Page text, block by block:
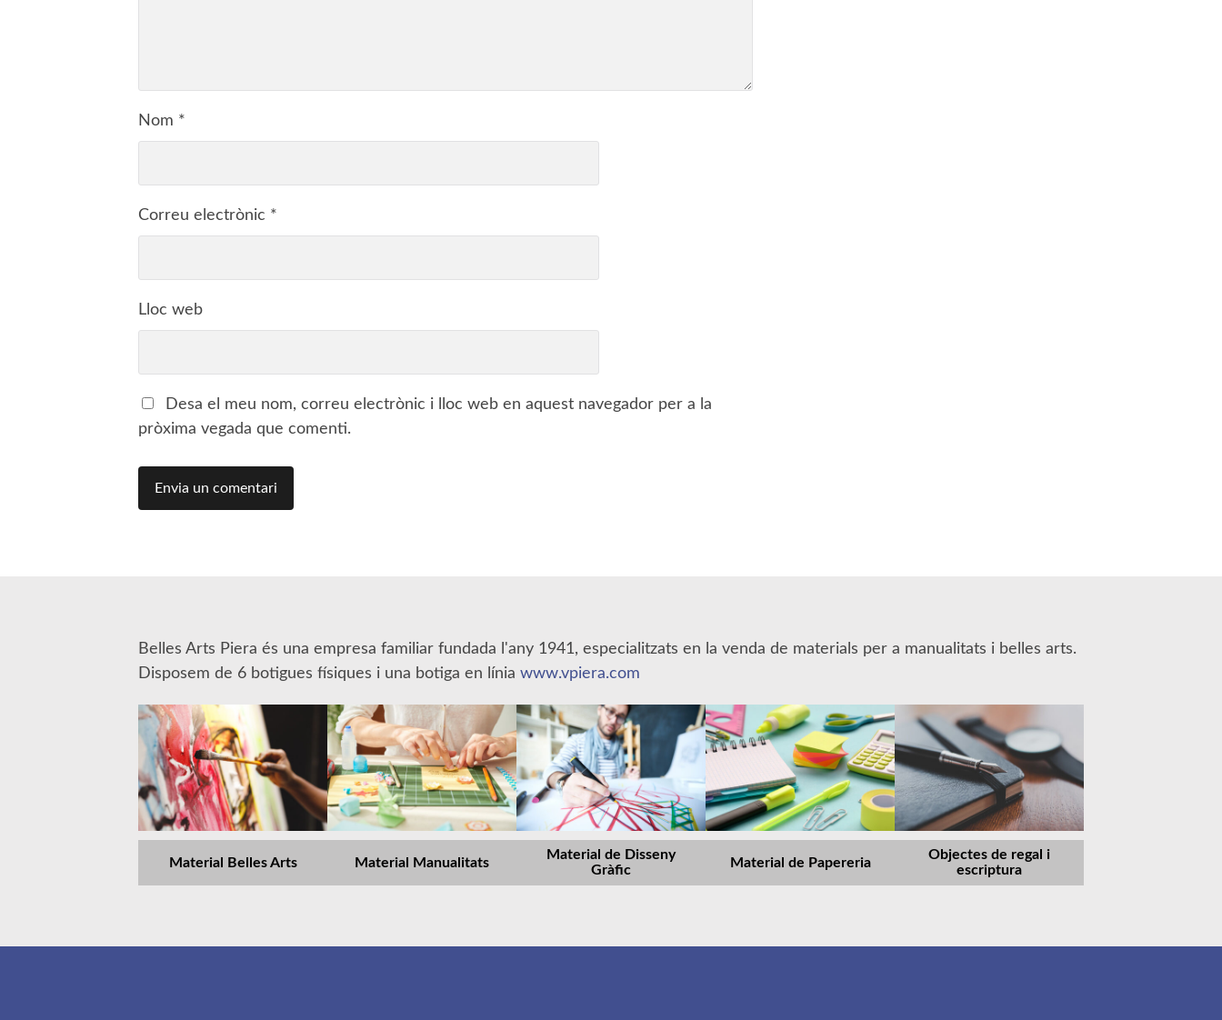
Nom *
Correu electrònic *
Lloc web
Desa el meu nom, correu electrònic i lloc web en aquest navegador per a la
pròxima vegada que comenti.
Belles Arts Piera és una empresa familiar fundada l'any 1941, especialitzats en la venda de materials per a manualitats i belles arts.
Disposem de 6 botigues físiques i una botiga en línia www.vpiera.com
Material Belles Arts Material Manualitats
Material de Disseny
Gràfic
Material de Papereria
Objectes de regal i
escriptura